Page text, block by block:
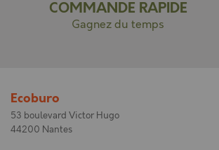
COMMANDE RAPIDE
Gagnez du temps
Ecoburo
53 boulevard Victor Hugo
44200 Nantes